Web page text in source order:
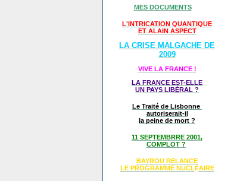
MES DOCUMENTS
L'INTRICATION QUANTIQUE
ET ALAIN ASPECT
LA CRISE MALGACHE DE
2009
VIVE LA FRANCE !
LA FRANCE EST-ELLE
UN PAYS LIBÉRAL ?
Le Traité de Lisbonne
autoriserait-il
la peine de mort ?
11 SEPTEMBRRE 2001,
COMPLOT ?
BAYROU RELANCE
LE PROGRAMME NUCLÉAIRE